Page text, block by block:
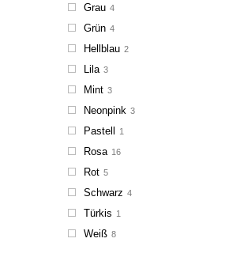
Grau 4
Grün 4
Hellblau 2
Lila 3
Mint 3
Neonpink 3
Pastell 1
Rosa 16
Rot 5
Schwarz 4
Türkis 1
Weiß 8